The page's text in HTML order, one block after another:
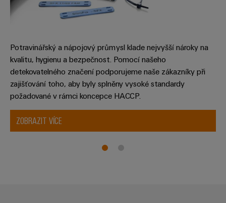
Potravinářský a nápojový průmysl klade nejvyšší nároky na
kvalitu, hygienu a bezpečnost. Pomocí našeho
detekovatelného značení podporujeme naše zákazníky při
zajišťování toho, aby byly splněny vysoké standardy
požadované v rámci koncepce HACCP.
ZOBRAZIT VÍCE